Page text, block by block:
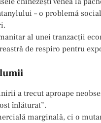
– o problemă
al unei tranzacții
de respiro pentru
lumii
a trecut aproape
înlăturat”.
marginală, ci o